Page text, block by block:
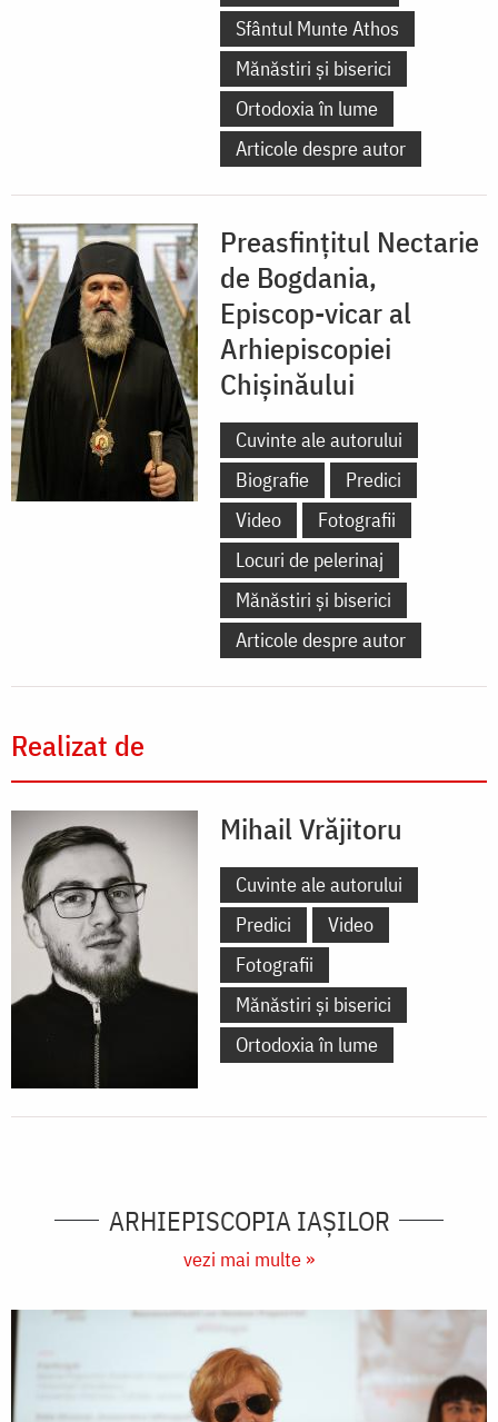
Sfântul Munte Athos
Mănăstiri și biserici
Ortodoxia în lume
Articole despre autor
Preasfințitul Nectarie
de Bogdania,
Episcop-vicar al
Arhiepiscopiei
Chișinăului
Cuvinte ale autorului
Biografie
Predici
Video
Fotografii
Locuri de pelerinaj
Mănăstiri și biserici
Articole despre autor
Realizat de
Mihail Vrăjitoru
Cuvinte ale autorului
Predici
Video
Fotografii
Mănăstiri și biserici
Ortodoxia în lume
ARHIEPISCOPIA IAŞILOR
vezi mai multe »